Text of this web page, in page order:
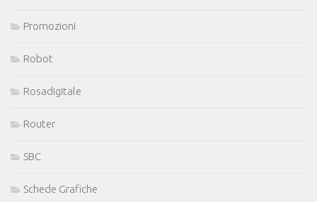
Promozioni
Robot
Rosadigitale
Router
SBC
Schede Grafiche